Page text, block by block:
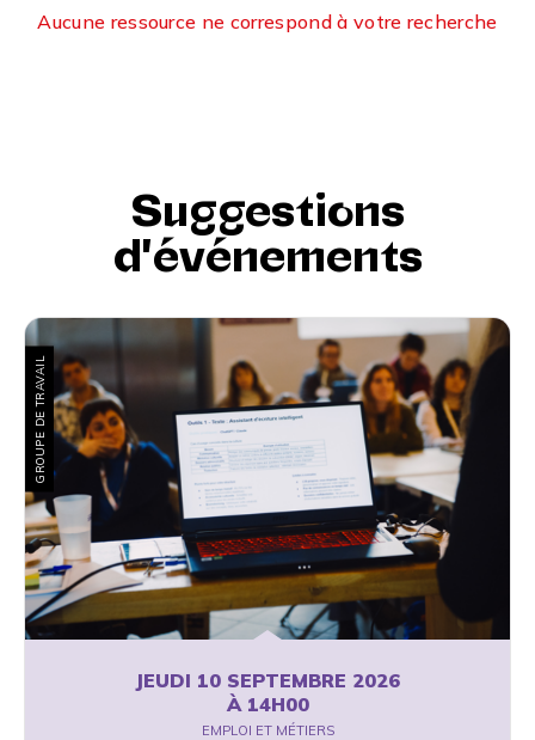
Aucune ressource ne correspond à votre recherche
Suggestions
d'événements
GROUPE DE TRAVAIL
JEUDI 10 SEPTEMBRE 2026
À 14H00
EMPLOI ET MÉTIERS